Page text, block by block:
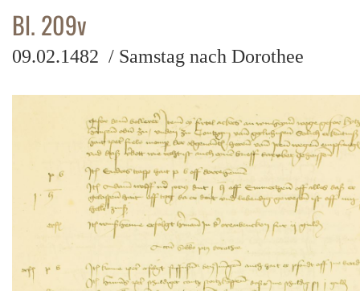
Bl. 209v
09.02.1482 / Samstag nach Dorothee